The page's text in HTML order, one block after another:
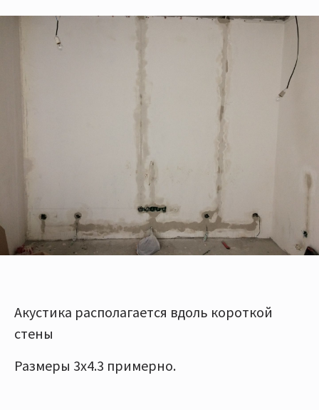
Акустика располагается вдоль короткой
стены
Размеры 3х4.3 примерно.